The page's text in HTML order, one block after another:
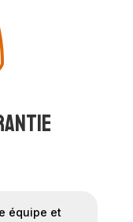
équipe et